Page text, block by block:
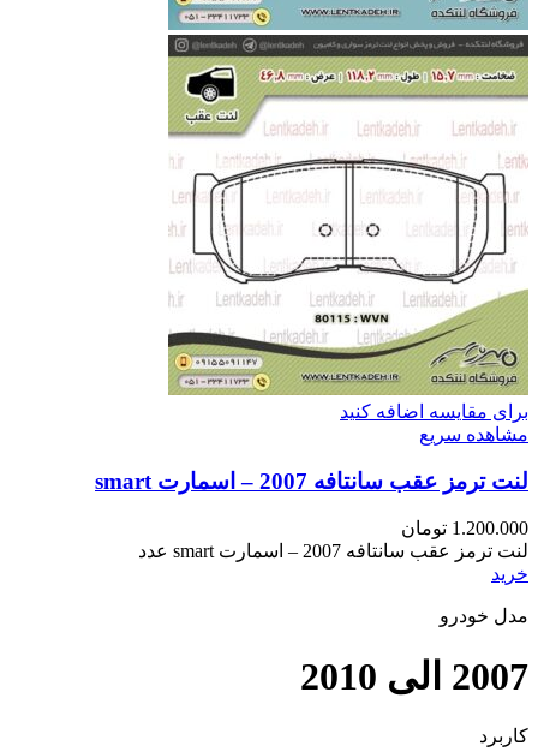
برای مقایسه اضافه کنید
مشاهده سریع
لنت ترمز عقب سانتافه 2007 – اسمارت smart
1.200.000 تومان
لنت ترمز عقب سانتافه 2007 – اسمارت smart عدد
خرید
مدل خودرو
2007 الی 2010
کاربرد